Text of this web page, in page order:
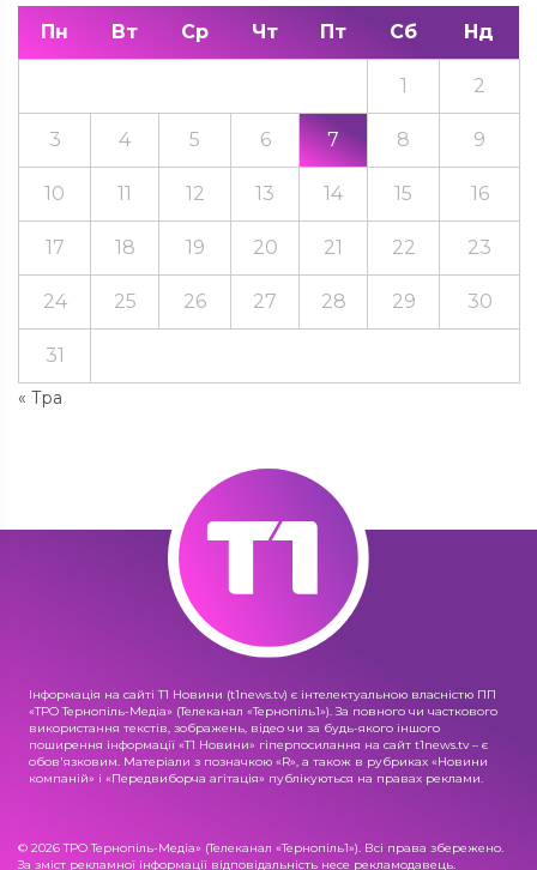
Пн Вт Ср Чт Пт Сб Нд
« Тра
1 2
3 4 5 6 7 8 9
10 11 12 13 14 15 16
17 18 19 20 21 22 23
24 25 26 27 28 29 30
31
Інформація на сайті Т1 Новини (t1news.tv) є інтелектуальною власністю ПП
«ТРО Тернопіль-Медіа» (Телеканал «Тернопіль1»). За повного чи часткового
використання текстів, зображень, відео чи за будь-якого іншого
поширення інформації «Т1 Новини» гіперпосилання на сайт t1news.tv – є
обов'язковим. Матеріали з позначкою «R», а також в рубриках «Новини
компаній» і «Передвиборча агітація» публікуються на правах реклами.
© 2026 ТРО Тернопіль-Медіа» (Телеканал «Тернопіль1»). Всі права збережено.
За зміст рекламної інформації відповідальність несе рекламодавець.